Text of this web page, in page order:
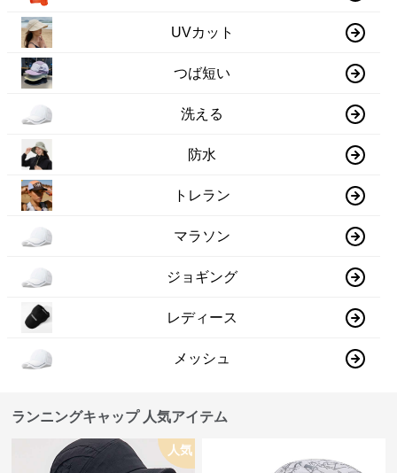
UVカット
つば短い
洗える
防水
トレラン
マラソン
ジョギング
レディース
メッシュ
ランニングキャップ 人気アイテム
人気